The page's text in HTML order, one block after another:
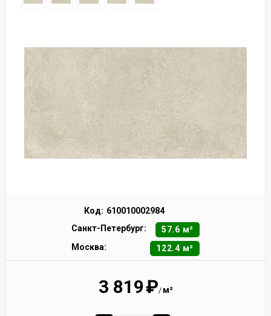
Код: 610010002984
Санкт-Петербург:
57.6 м²
Москва:
122.4 м²
3 819₽/ м²